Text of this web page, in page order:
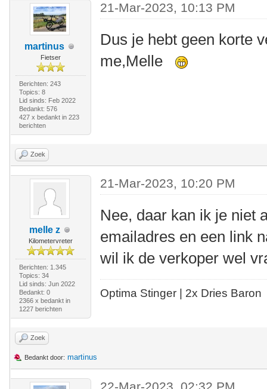
martinus
Fietser
Berichten: 243
Topics: 8
Lid sinds: Feb 2022
Bedankt: 576
427 x bedankt in 223
berichten
21-Mar-2023, 10:13 PM
Dus je hebt geen korte
me,Melle
Zoek
melle z
Kilometervreter
Berichten: 1.345
Topics: 34
Lid sinds: Jun 2022
Bedankt: 0
2366 x bedankt in
1227 berichten
21-Mar-2023, 10:20 PM
Nee, daar kan ik je niet
emailadres en een link
wil ik de verkoper wel
Optima Stinger | 2x Dries Baron
Zoek
Bedankt door: martinus